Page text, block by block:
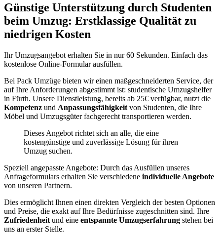
Günstige Unterstützung durch Studenten
beim Umzug: Erstklassige Qualität zu
niedrigen Kosten
Ihr Umzugsangebot erhalten Sie in nur 60 Sekunden. Einfach das
kostenlose Online-Formular ausfüllen.
Bei Pack Umzüge bieten wir einen maßgeschneiderten Service, der
auf Ihre Anforderungen abgestimmt ist: studentische Umzugshelfer
in Fürth. Unsere Dienstleistung, bereits ab 25€ verfügbar, nutzt die
Kompetenz und Anpassungsfähigkeit von Studenten, die Ihre
Möbel und Umzugsgüter fachgerecht transportieren werden.
Dieses Angebot richtet sich an alle, die eine
kostengünstige und zuverlässige Lösung für ihren
Umzug suchen.
Speziell angepasste Angebote: Durch das Ausfüllen unseres
Anfrageformulars erhalten Sie verschiedene individuelle Angebote
von unseren Partnern.
Dies ermöglicht Ihnen einen direkten Vergleich der besten Optionen
und Preise, die exakt auf Ihre Bedürfnisse zugeschnitten sind. Ihre
Zufriedenheit und eine entspannte Umzugserfahrung stehen bei
uns an erster Stelle.